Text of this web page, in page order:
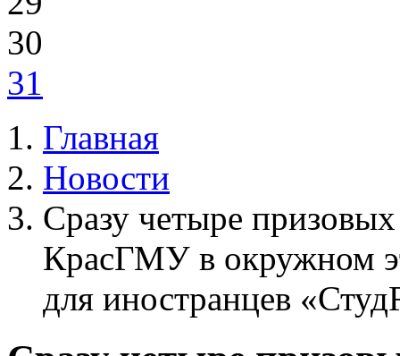
30
31
Главная
Новости
Сразу четыре
КрасГМУ в окружном
для иностранцев